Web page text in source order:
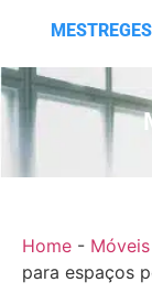
Home -
para espaços